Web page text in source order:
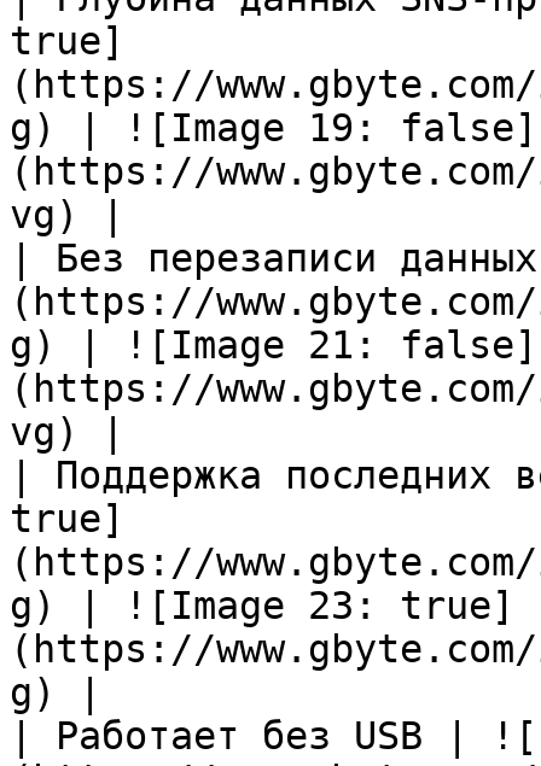
true]
(https://
g) | ![Image 19: false]
(https://
vg) |
| Без перезаписи
(https://
g) | ![Image 21: false]
(https://
vg) |
| Поддержка
true]
(https://
g) | ![Image 23: true]
(https://
g) |
| Работает без USB |